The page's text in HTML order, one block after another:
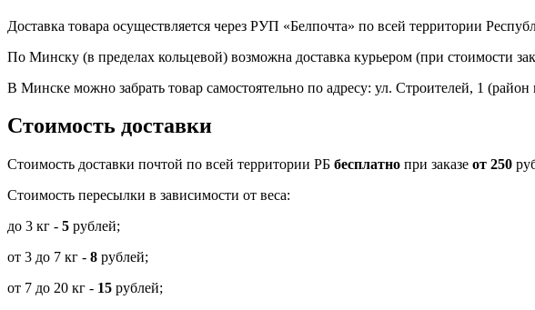
Доставка товара осуществляется через РУП «Белпочта» по всей территории
По Минску (в пределах кольцевой) возможна доставка курьером (при стоимости
В Минске можно забрать товар самостоятельно по адресу: ул. Строителей, 1
Стоимость доставки
Cтоимость доставки почтой по всей территории РБ бесплатно при заказе от 250
Стоимость пересылки в зависимости от веса:
до 3 кг - 5 рублей;
от 3 до 7 кг - 8 рублей;
от 7 до 20 кг - 15 рублей;